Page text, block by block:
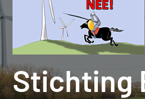
Stichting